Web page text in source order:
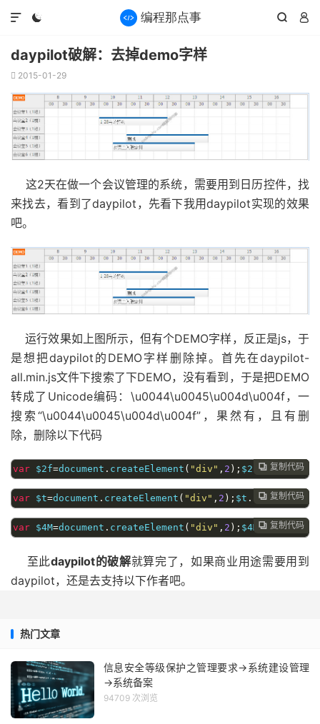
  

daypilot破解：去掉demo字样
 2015-01-29
这2天在做一个会议管理的系统，需要用到日历控件，找
来找去，看到了daypilot，先看下我用daypilot实现的效果
吧。
运行效果如上图所示，但有个DEMO字样，反正是js，于
是想把daypilot的DEMO字样删除掉。首先在daypilot-
all.min.js文件下搜索了下DEMO，没有看到，于是把DEMO
转成了Unicode编码：\u0044\u0045\u004d\u004f，一
搜索“\u0044\u0045\u004d\u004f”，果然有，且有删
除，删除以下代码
 复制代码
 复制代码
 复制代码
var $2f=document . createElement ( "div" , 2 ); $2f .style.
 复制代码
 复制代码
var $t=document . createElement ( "div" , 2 ); $t . style.
 复制代码
var $4M=document . createElement ( "div" , 2 ); $4M .style.
至此daypilot的破解就算完了，如果商业用途需要用到
daypilot，还是去支持以下作者吧。
热门文章
信息安全等级保护之管理要求→系统建设管理
→系统备案
94709 次浏览